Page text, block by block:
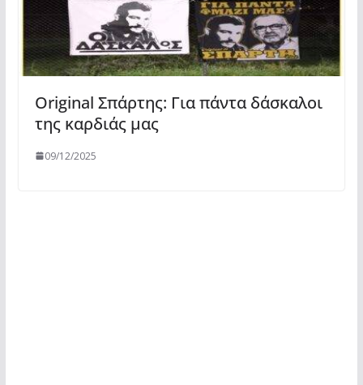
Original Σπάρτης: Για πάντα δάσκαλοι
της καρδιάς μας
09/12/2025